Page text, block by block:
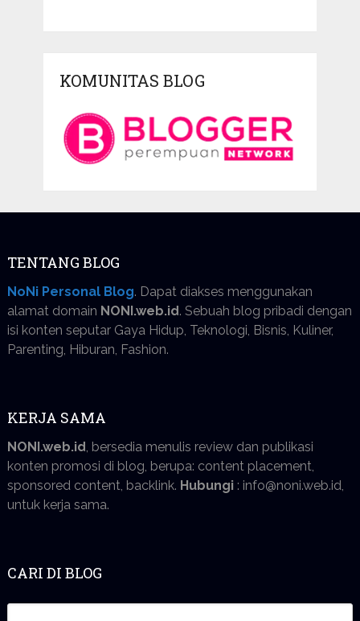
KOMUNITAS BLOG
TENTANG BLOG
NoNi Personal Blog. Dapat diakses menggunakan
alamat domain NONI.web.id. Sebuah blog pribadi dengan
isi konten seputar Gaya Hidup, Teknologi, Bisnis, Kuliner,
Parenting, Hiburan, Fashion.
KERJA SAMA
NONI.web.id , bersedia menulis review dan publikasi
konten promosi di blog, berupa: content placement,
sponsored content, backlink. Hubungi: info@noni.web.id,
untuk kerja sama.
CARI DI BLOG